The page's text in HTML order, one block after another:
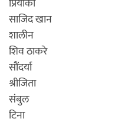
साजिद खान
शालीन
शिव ठाकरे
सौंदर्या
श्रीजिता
संबुल
टिना